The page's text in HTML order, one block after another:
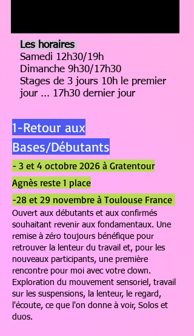
Les horaires
Samedi 12h30/19h
Dimanche 9h30/17h30
Stages de 3 jours 10h le premier
jour ... 17h30 dernier jour
1-Retour aux
Bases/Débutants​
- 3 et 4 octobre 2026 à Gratentour
Agnès reste 1 place
-28 et 29 novembre à Toulouse France
Ouvert aux débutants et aux confirmés
souhaitant revenir aux fondamentaux. Une
remise à zéro toujours bénéfique pour
retrouver la lenteur du travail et, pour les
nouveaux participants, une première
rencontre pour moi avec votre clown.
Exploration du mouvement sensoriel, travail
sur les suspensions, la lenteur, le regard,
l'écoute, ce que l'on donne à voir, Solos et
duos.